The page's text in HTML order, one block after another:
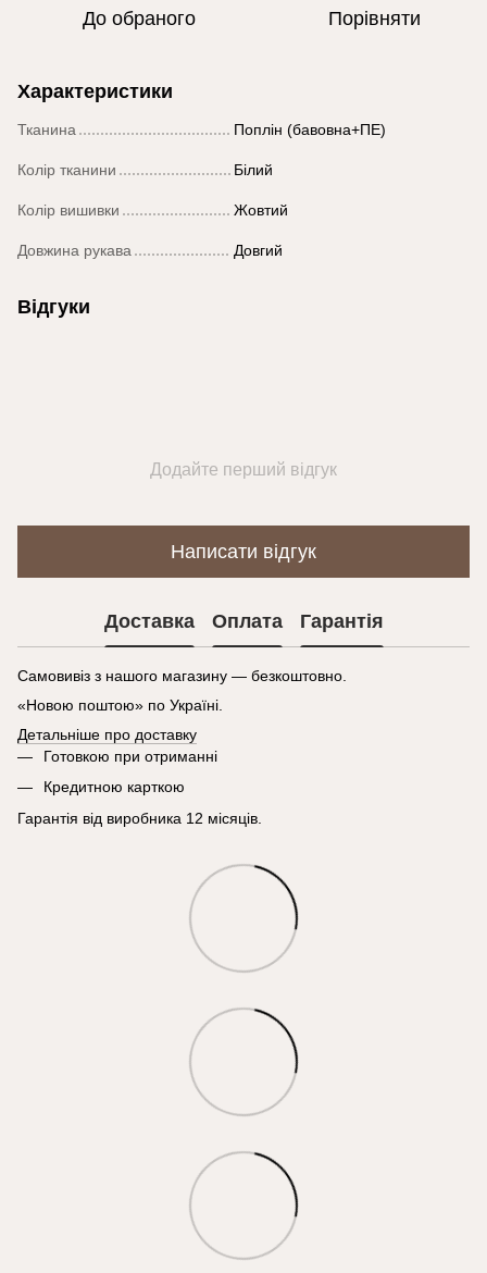
До обраного Порівняти
Характеристики
Тканина Поплін (бавовна+ПЕ)
Колір тканини Білий
Колір вишивки Жовтий
Довжина рукава Довгий
Відгуки
Додайте перший відгук
Написати відгук
Доставка Оплата Гарантія
Самовивіз з нашого магазину — безкоштовно.
«Новою поштою» по Україні.
Детальніше про доставку
Готовкою при отриманні
Кредитною карткою
Гарантія від виробника 12 місяців.